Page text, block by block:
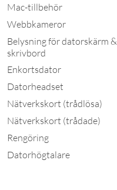
Mac-tillbehör
Webbkameror
Belysning för datorskärm &
skrivbord
Enkortsdator
Datorheadset
Nätverkskort (trådlösa)
Nätverkskort (trådade)
Rengöring
Datorhögtalare